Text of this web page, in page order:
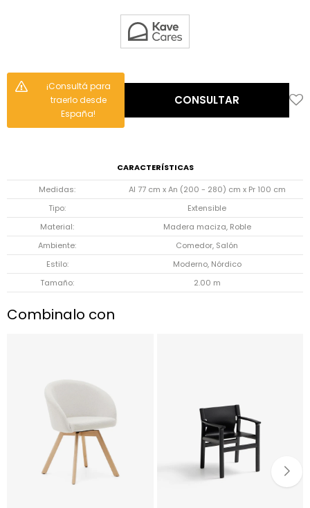
¡Consultá para
traerlo desde
España!
CONSULTAR
CARACTERÍSTICAS
Medidas
Al 77 cm x An (200 - 280) cm x Pr 100 cm
Tipo
Extensible
Material
Madera maciza, Roble
Ambiente
Comedor, Salón
Estilo
Moderno, Nórdico
Tamaño
2.00 m
Combinalo con